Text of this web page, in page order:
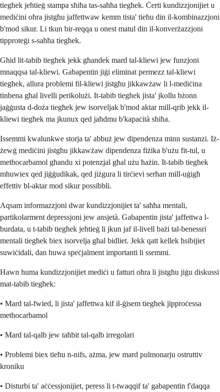
tiegħek jeħtieġ stampa sħiħa tas-saħħa tiegħek. Ċerti kundizzjonijiet u
mediċini oħra jistgħu jaffettwaw kemm tista' tieħu din il-kombinazzjoni
b'mod sikur. Li tkun bir-reqqa u onest matul din il-konverżazzjoni
tipproteġi s-saħħa tiegħek.
Għid lit-tabib tiegħek jekk għandek mard tal-kliewi jew funzjoni
mnaqqsa tal-kliewi. Gabapentin jiġi eliminat permezz tal-kliewi
tiegħek, allura problemi fil-kliewi jistgħu jikkawżaw li l-mediċina
tinbena għal livelli perikolużi. It-tabib tiegħek jista' jkollu bżonn
jaġġusta d-doża tiegħek jew isorveljak b'mod aktar mill-qrib jekk il-
kliewi tiegħek ma jkunux qed jaħdmu b'kapaċità sħiħa.
Issemmi kwalunkwe storja ta' abbuż jew dipendenza minn sustanzi. Iż-
żewġ mediċini jistgħu jikkawżaw dipendenza fiżika b'użu fit-tul, u
methocarbamol għandu xi potenzjal għal użu ħażin. It-tabib tiegħek
mhuwiex qed jiġġudikak, qed jiżgura li tirċievi serħan mill-uġigħ
effettiv bl-aktar mod sikur possibbli.
Aqsam informazzjoni dwar kundizzjonijiet ta' saħħa mentali,
partikolarment depressjoni jew ansjetà. Gabapentin jista' jaffettwa l-
burdata, u t-tabib tiegħek jeħtieġ li jkun jaf il-livell bażi tal-benessri
mentali tiegħek biex isorvelja għal bidliet. Jekk qatt kellek ħsibijiet
suwiċidali, dan huwa speċjalment importanti li ssemmi.
Hawn huma kundizzjonijiet mediċi u fatturi oħra li jistgħu jiġu diskussi
mat-tabib tiegħek:
• Mard tal-fwied, li jista' jaffettwa kif il-ġisem tiegħek jipproċessa
methocarbamol
• Mard tal-qalb jew taħbit tal-qalb irregolari
• Problemi biex tieħu n-nifs, ażma, jew mard pulmonarju ostruttiv
kroniku
• Disturbi ta' aċċessjonijiet, peress li t-twaqqif ta' gabapentin f'daqqa